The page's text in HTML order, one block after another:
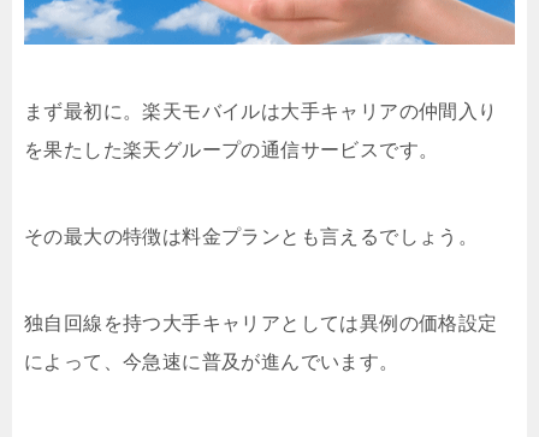
まず最初に。楽天モバイルは大手キャリアの仲間入り
を果たした楽天グループの通信サービスです。
その最大の特徴は料金プランとも言えるでしょう。
独自回線を持つ大手キャリアとしては異例の価格設定
によって、今急速に普及が進んでいます。